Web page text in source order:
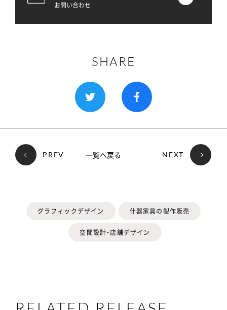
お問い合わせ
SHARE
PREV 一覧へ戻る NEXT
グラフィックデザイン 什器家具の製作販売
空間設計・店舗デザイン